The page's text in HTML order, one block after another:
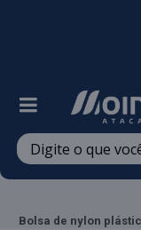
Bolsa de nylon